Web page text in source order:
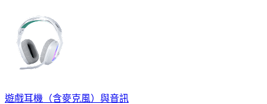
遊戲耳機（含麥克風）與音訊